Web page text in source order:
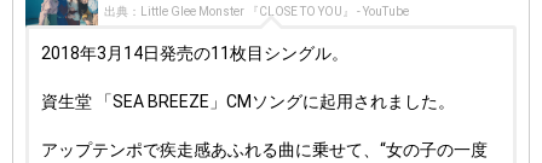
出典：Little Glee Monster 『CLOSE TO YOU』 - YouTube
2018年3月14日発売の11枚目シングル。
資生堂 「SEA BREEZE」CMソングに起用されました。
アップテンポで疾走感あふれる曲に乗せて、“女の子の一度